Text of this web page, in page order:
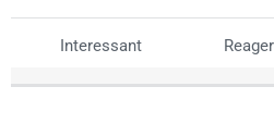
Interessant